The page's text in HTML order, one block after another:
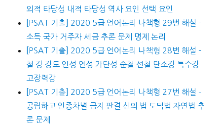
외적 타당성 내적 타당성 역사 요인 선택 요인
[PSAT 기출] 2020 5급 언어논리 나책형 29번 해설 –
소득 국가 거주자 세금 추론 문제 명제 논리
[PSAT 기출] 2020 5급 언어논리 나책형 28번 해설 –
철 강 강도 인성 연성 가단성 순철 선철 탄소강 특수강
고장력강
[PSAT 기출] 2020 5급 언어논리 나책형 27번 해설 –
공립하고 인종차별 금지 판결 신의 법 도덕법 자연법 추
론 문제